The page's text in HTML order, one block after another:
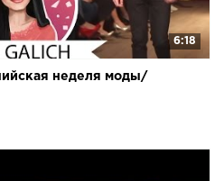
6:18
неделя моды/